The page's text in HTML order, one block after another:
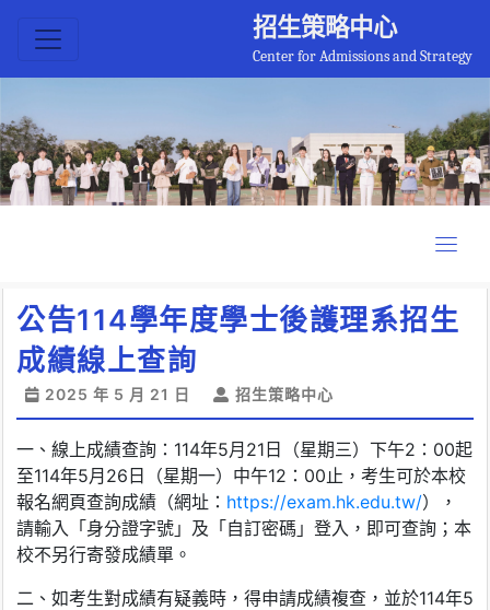
招生策略中心
Center for Admissions and Strategy
公告114學年度學士後護理系招生
成績線上查詢
2025 年 5 月 21 日 招生策略中心
一、線上成績查詢：114年5月21日（星期三）下午2：00起
至114年5月26日（星期一）中午12：00止，考生可於本校
報名網頁查詢成績（網址： https://exam.hk.edu.tw/），
請輸入「身分證字號」及「自訂密碼」登入，即可查詢；本
校不另行寄發成績單。
二、如考生對成績有疑義時，得申請成績複查，並於114年5